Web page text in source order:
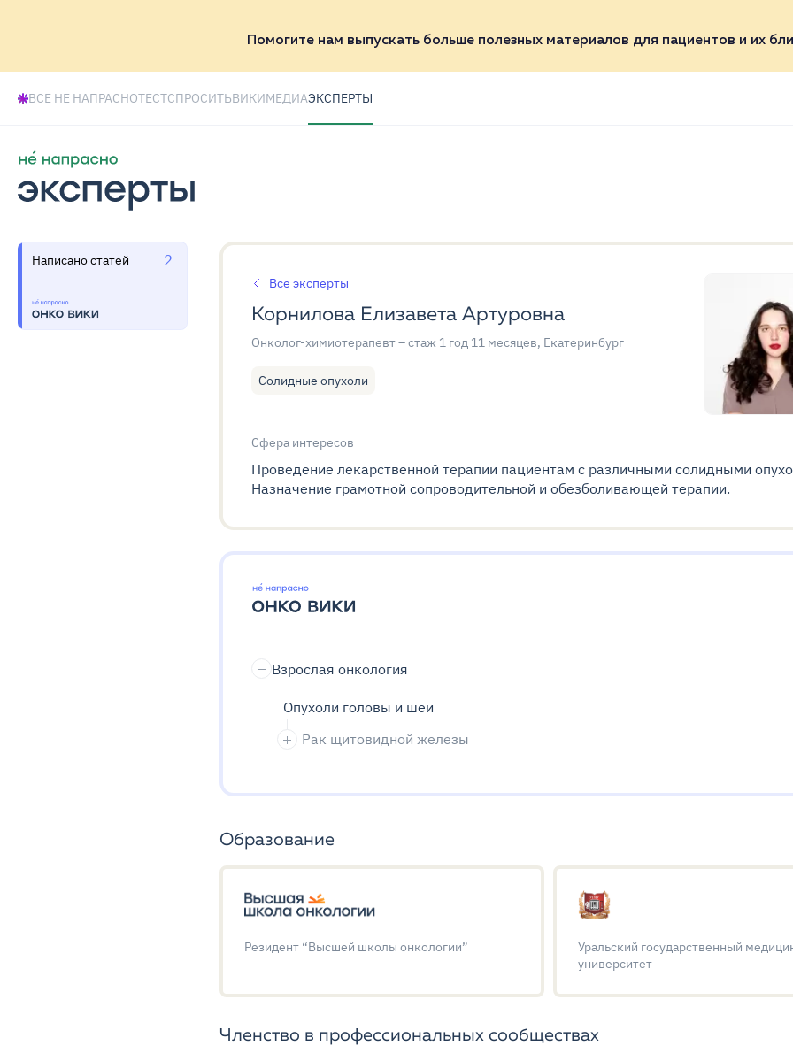
Помогите нам выпускать больше полезных материалов для пациентов и их
ВСЕ НЕ НАПРАСНОТЕСТСПРОСИТЬВИКИМЕДИАЭКСПЕРТЫ
Написано статей 2
Все эксперты
Корнилова Елизавета Артуровна
Онколог-химиотерапевт– стаж 1 год 11 месяцев, Екатеринбург
Солидные опухоли
Сфера интересов
Проведение лекарственной терапии пациентам с различными солидными
Назначение грамотной сопроводительной и обезболивающей терапии.
Взрослая онкология
Опухоли головы и шеи
Рак щитовидной железы
Образование
Резидент “Высшей школы онкологии”
Уральский государственный
университет
Членство в профессиональных сообществах